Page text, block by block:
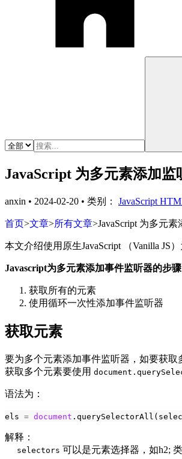
JavaScript 为多元素添加
anxin • 2024-02-20 • 类别： JavaScript
首页>文章>所有文章>JavaScript 为多元
本文介绍使用原生JavaScript （Vanilla JS
Javascript为多元素添加事件监听器的步骤
获取所有的元素
使用循环一次性添加事件监听器
获取元素
要为多个元素添加事件监听器，如要获取
获取多个元素要使用
语法为：
els = document . querySelectorAll (
解释：
selectors 可以是元素选择器，如h2;